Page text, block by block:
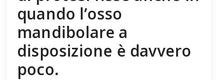
quando l’osso
mandibolare a
disposizione è davvero
poco.